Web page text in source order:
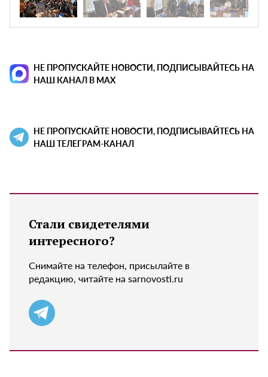
НЕ ПРОПУСКАЙТЕ НОВОСТИ, ПОДПИСЫВАЙТЕСЬ НА
НАШ КАНАЛ В MAX
НЕ ПРОПУСКАЙТЕ НОВОСТИ, ПОДПИСЫВАЙТЕСЬ НА
НАШ ТЕЛЕГРАМ-КАНАЛ
Стали свидетелями
интересного?
Снимайте на телефон, присылайте в
редакцию, читайте на sarnovosti.ru